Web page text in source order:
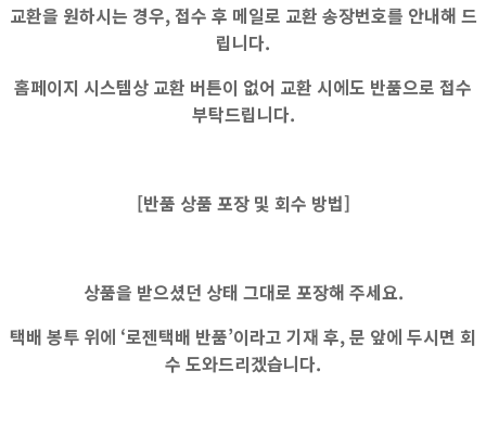
교환을 원하시는 경우, 접수 후 메일로 교환 송장번호를 안내해 드
립니다.
홈페이지 시스템상 교환 버튼이 없어 교환 시에도 반품으로 접수
부탁드립니다.
[반품 상품 포장 및 회수 방법]
상품을 받으셨던 상태 그대로 포장해 주세요.
택배 봉투 위에 ‘로젠택배 반품’이라고 기재 후, 문 앞에 두시면 회
수 도와드리겠습니다.